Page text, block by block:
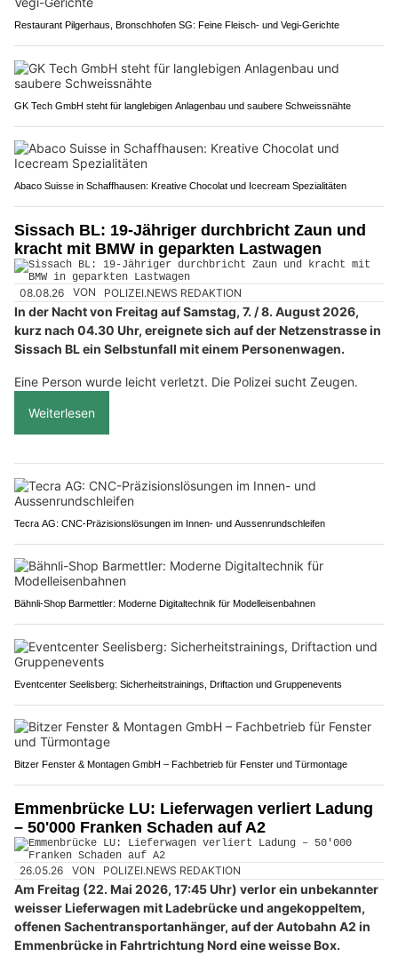
Restaurant Pilgerhaus, Bronschhofen SG: Feine Fleisch- und Vegi-Gerichte
GK Tech GmbH steht für langlebigen Anlagenbau und saubere Schweissnähte
Abaco Suisse in Schaffhausen: Kreative Chocolat und Icecream Spezialitäten
Sissach BL: 19-Jähriger durchbricht Zaun und
kracht mit BMW in geparkten Lastwagen
08.08.26 VON POLIZEI.NEWS REDAKTION
In der Nacht von Freitag auf Samstag, 7. / 8. August 2026,
kurz nach 04.30 Uhr, ereignete sich auf der Netzenstrasse in
Sissach BL ein Selbstunfall mit einem Personenwagen.
Eine Person wurde leicht verletzt. Die Polizei sucht Zeugen.
Weiterlesen
Tecra AG: CNC-Präzisionslösungen im Innen- und Aussenrundschleifen
Bähnli-Shop Barmettler: Moderne Digitaltechnik für Modelleisenbahnen
Eventcenter Seelisberg: Sicherheitstrainings, Driftaction und Gruppenevents
Bitzer Fenster & Montagen GmbH – Fachbetrieb für Fenster und Türmontage
Emmenbrücke LU: Lieferwagen verliert Ladung
– 50'000 Franken Schaden auf A2
26.05.26 VON POLIZEI.NEWS REDAKTION
Am Freitag (22. Mai 2026, 17:45 Uhr) verlor ein unbekannter
weisser Lieferwagen mit Ladebrücke und angekoppeltem,
offenen Sachentransportanhänger, auf der Autobahn A2 in
Emmenbrücke in Fahrtrichtung Nord eine weisse Box.